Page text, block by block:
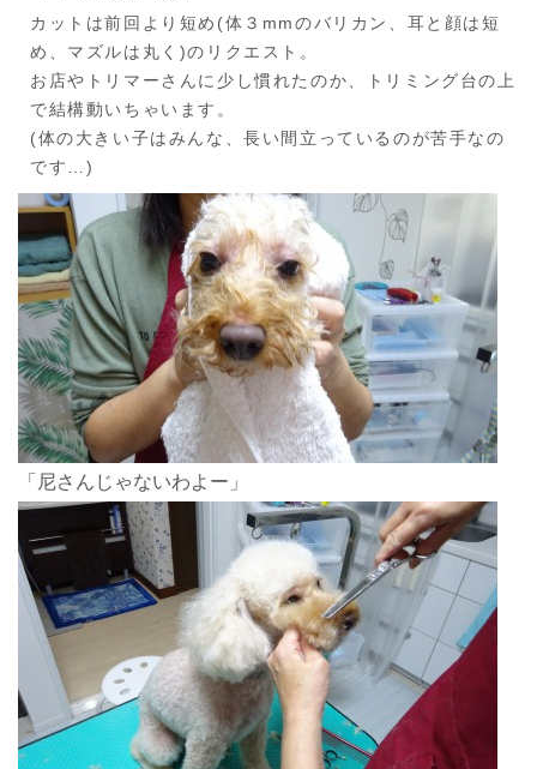
カットは前回より短め(体３mmのバリカン、耳と顔は短
め、マズルは丸く)のリクエスト。
お店やトリマーさんに少し慣れたのか、トリミング台の上
で結構動いちゃいます。
(体の大きい子はみんな、長い間立っているのが苦手なの
です…)
「尼さんじゃないわよー」